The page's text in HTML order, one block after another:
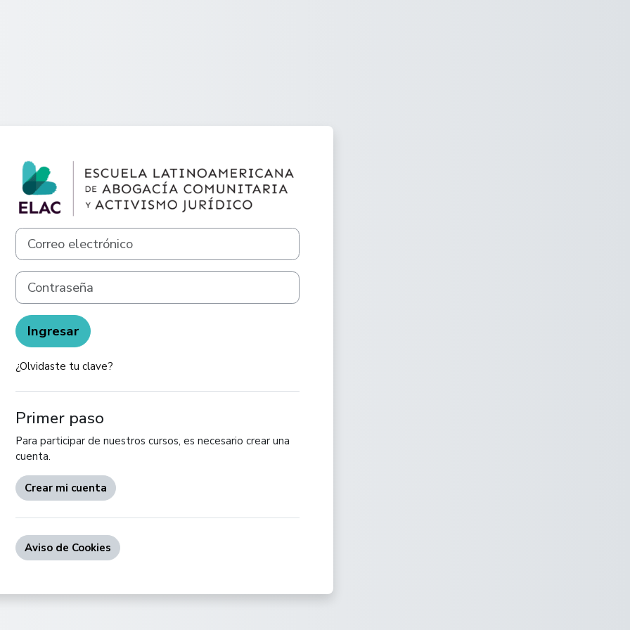
Entrar a Escuela Latinoamericana de Abogacía
Saltar a creación de una nueva cuenta
Correo electrónico
Contraseña
Ingresar
¿Olvidaste tu clave?
Primer paso
Para participar de nuestros cursos, es necesario crear una
cuenta.
Crear mi cuenta
Aviso de Cookies